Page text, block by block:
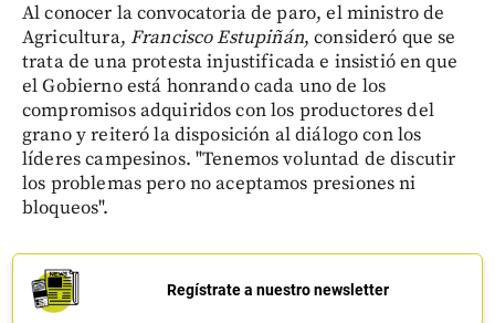
Al conocer la convocatoria de paro, el ministro de
Agricultura, Francisco Estupiñán, consideró que se
trata de una protesta injustificada e insistió en que
el Gobierno está honrando cada uno de los
compromisos adquiridos con los productores del
grano y reiteró la disposición al diálogo con los
líderes campesinos. "Tenemos voluntad de discutir
los problemas pero no aceptamos presiones ni
bloqueos".
Regístrate a nuestro newsletter